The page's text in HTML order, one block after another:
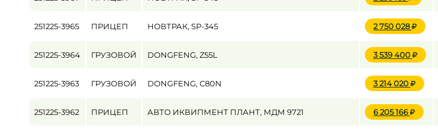
251225-3965 ПРИЦЕП НОВТРАК, SP-345 2 750 028
251225-3964 ГРУЗОВОЙ DONGFENG, Z55L 3 539 400
251225-3963 ГРУЗОВОЙ DONGFENG, C80N 3 214 020
251225-3962 ПРИЦЕП АВТО ИКВИПМЕНТ ПЛАНТ, МДМ 9721 6 205 166